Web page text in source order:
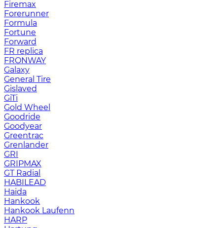
Firemax
Forerunner
Formula
Fortune
Forward
FR replica
FRONWAY
Galaxy
General Tire
Gislaved
GiTi
Gold Wheel
Goodride
Goodyear
Greentrac
Grenlander
GRI
GRIPMAX
GT Radial
HABILEAD
Haida
Hankook
Hankook Laufenn
HARP